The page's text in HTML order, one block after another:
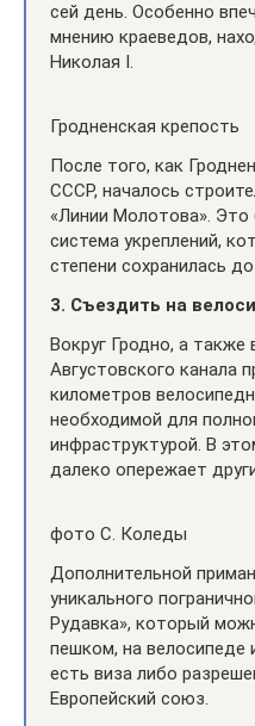
сей день. Особенно
мнению краеведов,
Николая I.
Гродненская крепость
После того, как
СССР, началось
«Линии Молотова».
система укреплений,
степени сохранилась
3. Съездить на
Вокруг Гродно, а также
Августовского канала
километров
необходимой для
инфраструктурой. В
далеко опережает
фото С. Коледы
Дополнительной
уникального
Рудавка», который
пешком, на велосипеде
есть виза либо
Европейский союз.